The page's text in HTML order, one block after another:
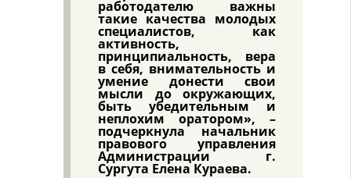
работодателю важны
такие качества молодых
специалистов, как
активность,
принципиальность, вера
в себя, внимательность и
умение донести свои
мысли до окружающих,
быть убедительным и
неплохим оратором», –
подчеркнула начальник
правового управления
Администрации г.
Сургута Елена Кураева.